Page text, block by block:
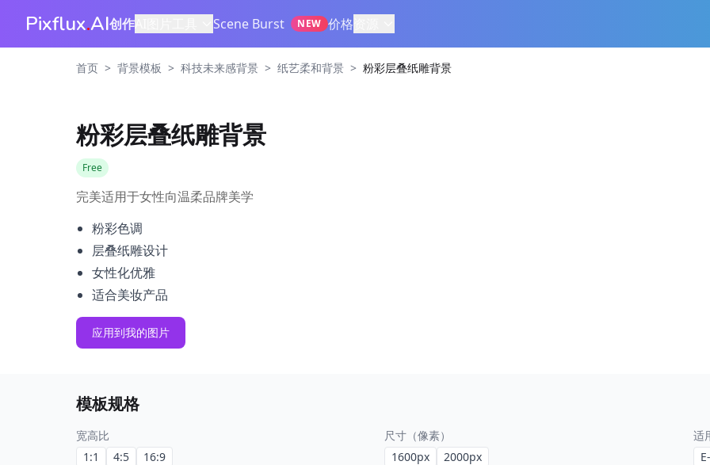
Pixflux.AI创作 Scene Burst NEW 价格
首页 > 背景模板 > 科技未来感背景 > 纸艺柔和背景 > 粉彩层叠纸雕背景
粉彩层叠纸雕背景
Free
完美适用于女性向温柔品牌美学
粉彩色调
层叠纸雕设计
女性化优雅
适合美妆产品
应用到我的图片
模板规格
宽高比
1:1
4:5 16:9
尺寸（像素）
1600px 2000px
适